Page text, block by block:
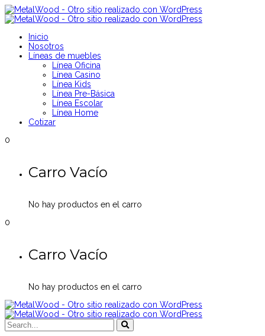
Inicio
Nosotros
Líneas de muebles
Línea Oficina
Línea Casino
Línea Kids
Línea Pre-Básica
Línea Escolar
Línea Home
Cotizar
0
Carro Vacío
No hay productos en el carro
0
Carro Vacío
No hay productos en el carro